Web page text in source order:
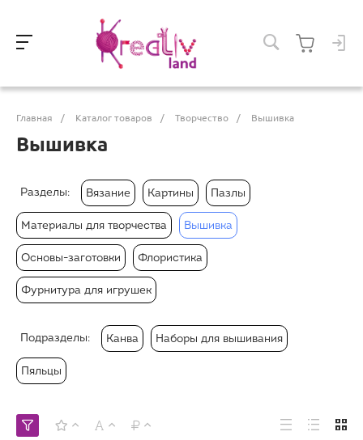
Главная / Каталог товаров / Творчество / Вышивка
Вышивка
Разделы: Вязание Картины Пазлы
Материалы для творчества Вышивка
Основы-заготовки Флористика
Фурнитура для игрушек
Подразделы: Канва Наборы для вышивания
Пяльцы